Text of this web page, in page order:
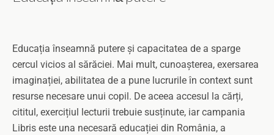
Educația înseamnă putere și capacitatea de a sparge
cercul vicios al sărăciei. Mai mult, cunoașterea, exersarea
imaginației, abilitatea de a pune lucrurile în context sunt
resurse necesare unui copil. De aceea accesul la cărți,
cititul, exercițiul lecturii trebuie susținute, iar campania
Libris este una necesară educației din România, a